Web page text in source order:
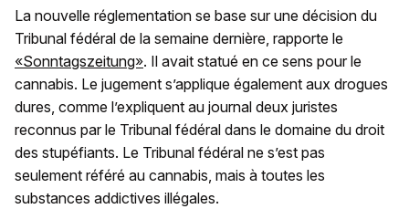
La nouvelle réglementation se base sur une décision du
Tribunal fédéral de la semaine dernière, rapporte le
«Sonntagszeitung». Il avait statué en ce sens pour le
cannabis. Le jugement s’applique également aux drogues
dures, comme l’expliquent au journal deux juristes
reconnus par le Tribunal fédéral dans le domaine du droit
des stupéfiants. Le Tribunal fédéral ne s’est pas
seulement référé au cannabis, mais à toutes les
substances addictives illégales.